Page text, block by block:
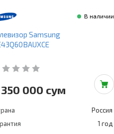
В наличии
Samsung
000 сум
Россия
1 год